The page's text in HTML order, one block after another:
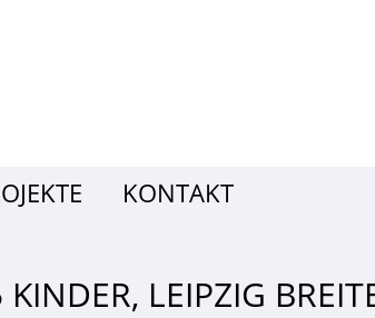
KONTAKT
LEIPZIG